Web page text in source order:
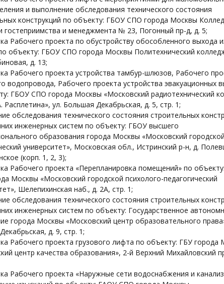
и выполнение обследования технического состояния
конструкций по объекту: ГБОУ СПО города Москвы
гостеприимства и менеджмента № 23, Погонный пр-д, д. 5;
Рабочего проекта по обустройству обособленного выхода
объекту: ГБОУ СПО города Москвы Политехнический
д. 13;
Рабочего проекта устройства тамбур-шлюзов, Рабочего
водопровода, Рабочего проекта устройства эвакуационных
ГБОУ СПО города Москвы «Московский радиотехнический
Расплетина», ул. Большая Декабрьская, д. 5, стр. 1;
обследования технического состояния строительных
инженерных систем по объекту: ГБОУ высшего
образования города Москвы «Московский городской
университет», Московская обл., Истринский р-н, д.
(корп. 1, 2, 3);
Рабочего проекта «Перепланировка помещений» по
Москвы «Московский городской психолого-педагогический
Шелепихинская наб., д. 2А, стр. 1;
обследования технического состояния строительных
инженерных систем по объекту: Государственное
города Москвы «Московский центр образовательного
д. 9, стр. 1;
Рабочего проекта грузового лифта по объекту: ГБУ города
центр качества образования», 2-й Верхний Михайловский
Рабочего проекта «Наружные сети водоснабжения и